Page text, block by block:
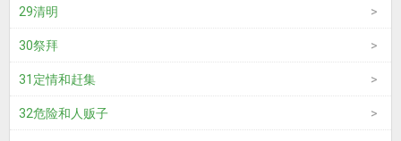
29清明
30祭拜
31定情和赶集
32危险和人贩子